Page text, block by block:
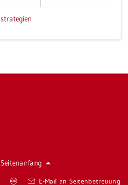
E-Mail an Sei­ten­be­treu­ung
Co­